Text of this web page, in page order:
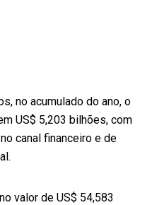
no acumulado do ano, o
US$ 5,203 bilhões, com
canal financeiro e de
valor de US$ 54,583